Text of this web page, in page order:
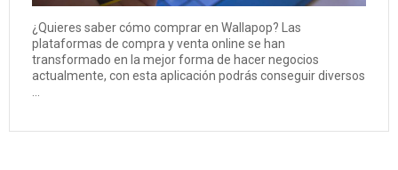
¿Quieres saber cómo comprar en Wallapop? Las
plataformas de compra y venta online se han
transformado en la mejor forma de hacer negocios
actualmente, con esta aplicación podrás conseguir diversos